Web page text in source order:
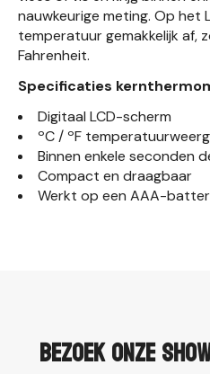
nauwkeurige meting. Op het
temperatuur gemakkelijk af,
Fahrenheit.
Specificaties
Digitaal LCD-scherm
ºC / ºF
Binnen enkele seconden
Compact en draagbaar
Werkt op een AAA-
Bezoek onze